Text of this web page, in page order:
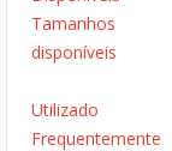
Tamanhos
disponíveis
Utilizado
Frequentemente